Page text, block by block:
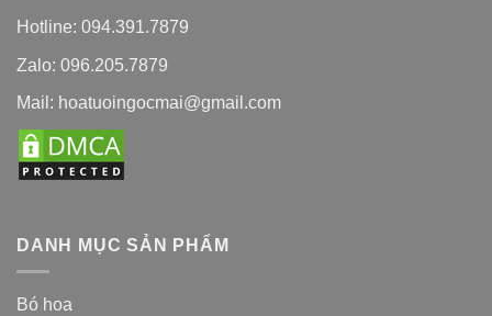
Hotline: 094.391.7879
Zalo: 096.205.7879
Mail: hoatuoingocmai@gmail.com
DANH MỤC SẢN PHẨM
Bó hoa